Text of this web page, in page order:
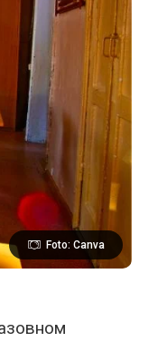
Foto: Canva